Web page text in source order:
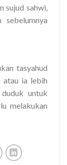
sujud sahwi,
tasyahud
atau ia lebih
untuk
melakukan